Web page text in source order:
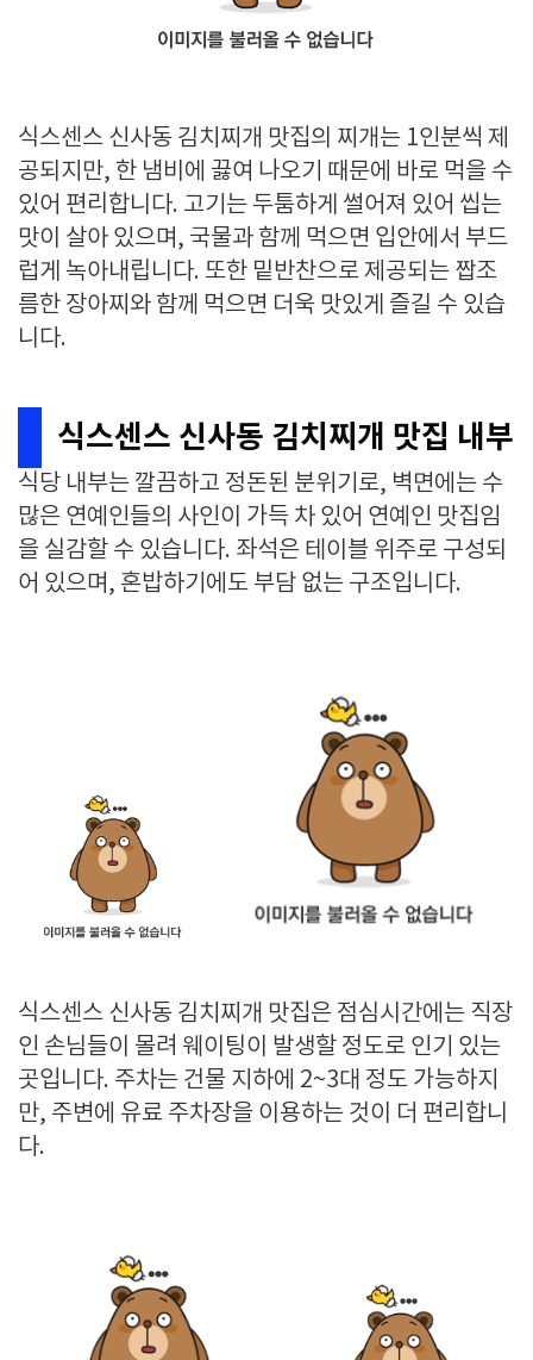
식스센스 신사동 김치찌개 맛집의 찌개는 1인분씩 제
공되지만, 한 냄비에 끓여 나오기 때문에 바로 먹을 수
있어 편리합니다. 고기는 두툼하게 썰어져 있어 씹는
맛이 살아 있으며, 국물과 함께 먹으면 입안에서 부드
럽게 녹아내립니다. 또한 밑반찬으로 제공되는 짭조
름한 장아찌와 함께 먹으면 더욱 맛있게 즐길 수 있습
니다.
식스센스 신사동 김치찌개 맛집 내부
식당 내부는 깔끔하고 정돈된 분위기로, 벽면에는 수
많은 연예인들의 사인이 가득 차 있어 연예인 맛집임
을 실감할 수 있습니다. 좌석은 테이블 위주로 구성되
어 있으며, 혼밥하기에도 부담 없는 구조입니다.
식스센스 신사동 김치찌개 맛집은 점심시간에는 직장
인 손님들이 몰려 웨이팅이 발생할 정도로 인기 있는
곳입니다. 주차는 건물 지하에 2~3대 정도 가능하지
만, 주변에 유료 주차장을 이용하는 것이 더 편리합니
다.